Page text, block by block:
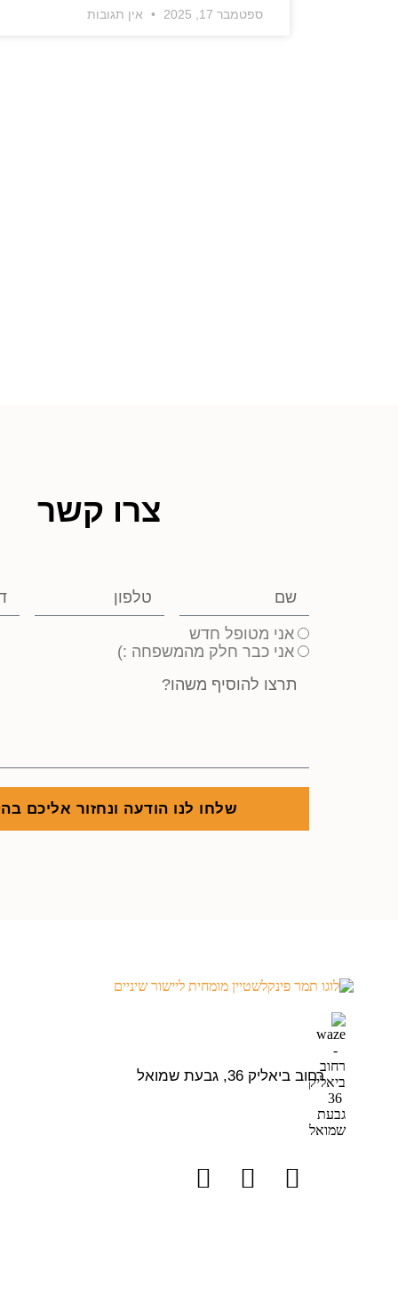
ספטמבר 17, 2025 אין תגובות
צרו קשר
אני מטופל חדש
אני כבר חלק מהמשפחה :)
שלחו לנו הודעה ונחזור אליכם
רחוב ביאליק 36, גבעת שמואל